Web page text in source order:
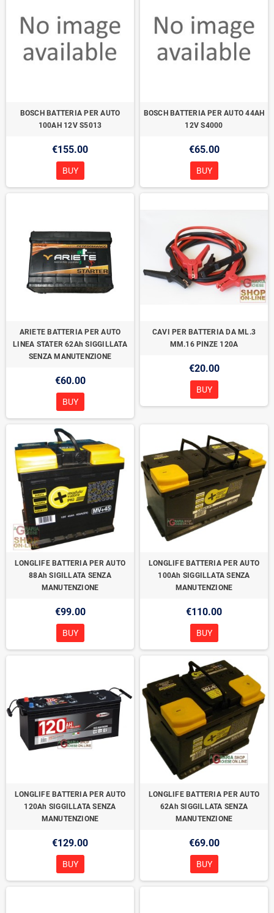
BOSCH BATTERIA PER AUTO
100AH 12V S5013
€155.00
BUY
BOSCH BATTERIA PER AUTO 44AH
12V S4000
€65.00
BUY
ARIETE BATTERIA PER AUTO
LINEA STATER 62Ah SIGGILLATA
SENZA MANUTENZIONE
€60.00
BUY
CAVI PER BATTERIA DA ML.3
MM.16 PINZE 120A
€20.00
BUY
LONGLIFE BATTERIA PER AUTO
88Ah SIGILLATA SENZA
MANUTENZIONE
€99.00
BUY
LONGLIFE BATTERIA PER AUTO
100Ah SIGGILLATA SENZA
MANUTENZIONE
€110.00
BUY
LONGLIFE BATTERIA PER AUTO
120Ah SIGGILLATA SENZA
MANUTENZIONE
€129.00
BUY
LONGLIFE BATTERIA PER AUTO
62Ah SIGGILLATA SENZA
MANUTENZIONE
€69.00
BUY